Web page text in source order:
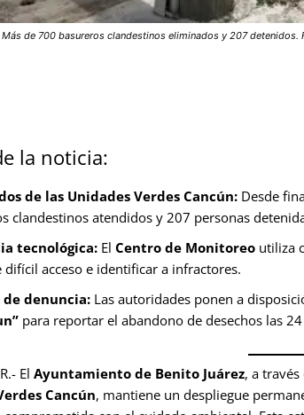
Más de 700 basureros clandestinos eliminados y 207 detenidos.
la noticia:
de las Unidades Verdes Cancún: Desde
clandestinos atendidos y 207 personas
tecnológica: El Centro de Monitoreo utiliza
difícil acceso e identificar a infractores.
de denuncia: Las autoridades ponen a
para reportar el abandono de desechos las
El Ayuntamiento de Benito Juárez, a través
Cancún, mantiene un despliegue